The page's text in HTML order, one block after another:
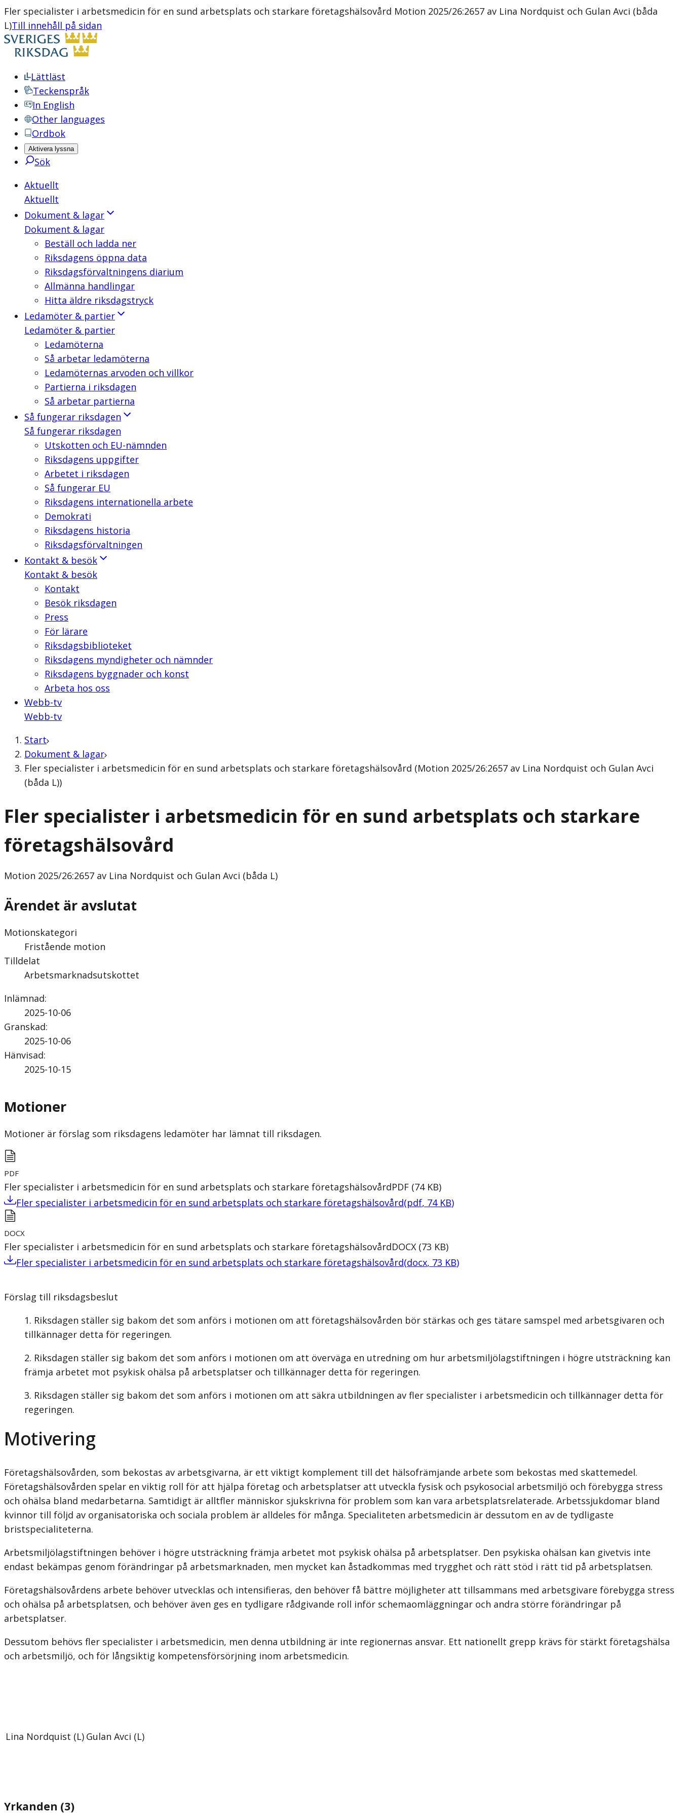
Fler specialister i arbetsmedicin för en sund arbetsplats och starkare företagshälsovård Motion 2025/26:2657 av Lina Nordquist och Gulan Avci (båda
L)Till innehåll på sidan
Lättläst
Teckenspråk
In English
Other languages
Ordbok
Aktivera lyssna
Sök
Aktuellt
Aktuellt
Dokument & lagar
Dokument & lagar
Beställ och ladda ner
Riksdagens öppna data
Riksdagsförvaltningens diarium
Allmänna handlingar
Hitta äldre riksdagstryck
Ledamöter & partier
Ledamöter & partier
Ledamöterna
Så arbetar ledamöterna
Ledamöternas arvoden och villkor
Partierna i riksdagen
Så arbetar partierna
Så fungerar riksdagen
Så fungerar riksdagen
Utskotten och EU-nämnden
Riksdagens uppgifter
Arbetet i riksdagen
Så fungerar EU
Riksdagens internationella arbete
Demokrati
Riksdagens historia
Riksdagsförvaltningen
Kontakt & besök
Kontakt & besök
Kontakt
Besök riksdagen
Press
För lärare
Riksdagsbiblioteket
Riksdagens myndigheter och nämnder
Riksdagens byggnader och konst
Arbeta hos oss
Webb-tv
Webb-tv
Start
Dokument & lagar
Fler specialister i arbetsmedicin för en sund arbetsplats och starkare företagshälsovård (Motion 2025/26:2657 av Lina Nordquist och Gulan Avci
(båda L))
Fler specialister i arbetsmedicin för en sund arbetsplats och starkare
företagshälsovård
Motion 2025/26:2657 av Lina Nordquist och Gulan Avci (båda L)
Ärendet är avslutat
Motionskategori
Fristående motion
Tilldelat
Arbetsmarknadsutskottet
Inlämnad:
2025-10-06
Granskad:
2025-10-06
Hänvisad:
2025-10-15
Motioner
Motioner är förslag som riksdagens ledamöter har lämnat till riksdagen.
PDF
Fler specialister i arbetsmedicin för en sund arbetsplats och starkare företagshälsovårdPDF (74 KB)
Fler specialister i arbetsmedicin för en sund arbetsplats och starkare företagshälsovård(pdf, 74 KB)
DOCX
Fler specialister i arbetsmedicin för en sund arbetsplats och starkare företagshälsovårdDOCX (73 KB)
Fler specialister i arbetsmedicin för en sund arbetsplats och starkare företagshälsovård(docx, 73 KB)
Förslag till riksdagsbeslut
Riksdagen ställer sig bakom det som anförs i motionen om att företagshälsovården bör stärkas och ges tätare samspel med arbetsgivaren och
tillkännager detta för regeringen.
Riksdagen ställer sig bakom det som anförs i motionen om att överväga en utredning om hur arbetsmiljölagstiftningen i högre utsträckning kan
främja arbetet mot psykisk ohälsa på arbetsplatser och tillkännager detta för regeringen.
Riksdagen ställer sig bakom det som anförs i motionen om att säkra utbildningen av fler specialister i arbetsmedicin och tillkännager detta för
regeringen.
Motivering
Företagshälsovården, som bekostas av arbetsgivarna, är ett viktigt komplement till det hälsofrämjande arbete som bekostas med skattemedel.
Företagshälsovården spelar en viktig roll för att hjälpa företag och arbetsplatser att utveckla fysisk och psykosocial arbetsmiljö och förebygga stress
och ohälsa bland medarbetarna. Samtidigt är alltfler människor sjukskrivna för problem som kan vara arbetsplatsrelaterade. Arbets­sjuk­domar bland
kvinnor till följd av organisatoriska och sociala problem är alldeles för många. Specialiteten arbetsmedicin är dessutom en av de tydligaste
bristspecialiteterna.
Arbetsmiljölagstiftningen behöver i högre utsträckning främja arbetet mot psykisk ohälsa på arbetsplatser. Den psykiska ohälsan kan givetvis inte
endast bekämpas genom förändringar på arbetsmarknaden, men mycket kan åstadkommas med trygghet och rätt stöd i rätt tid på arbetsplatsen.
Företagshälsovårdens arbete behöver utvecklas och intensifieras, den behöver få bättre möjligheter att tillsammans med arbetsgivare förebygga stress
och ohälsa på arbets­platsen, och behöver även ges en tydligare rådgivande roll inför schema­omläggningar och andra större förändringar på
arbetsplatser.
Dessutom behövs fler specialister i arbetsmedicin, men denna utbildning är inte regionernas ansvar. Ett nationellt grepp krävs för stärkt företagshälsa
och arbetsmiljö, och för långsiktig kompetensförsörjning inom arbetsmedicin.
Lina Nordquist (L) Gulan Avci (L)
Yrkanden (3)